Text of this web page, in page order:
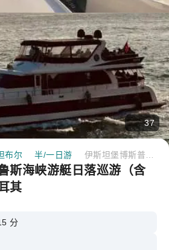
37
布尔 半/一日游
斯海峡游艇日落巡游（含
其
分